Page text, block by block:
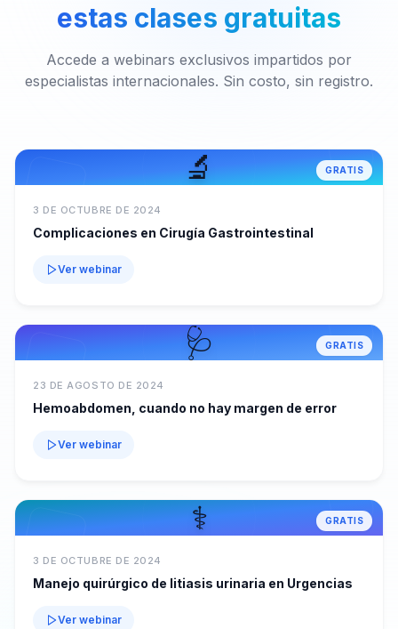
estas clases gratuitas
Accede a webinars exclusivos impartidos por
especialistas internacionales. Sin costo, sin registro.
🔬 GRATIS
3 DE OCTUBRE DE 2024
Complicaciones en Cirugía Gastrointestinal
Ver webinar
🩺 GRATIS
23 DE AGOSTO DE 2024
Hemoabdomen, cuando no hay margen de error
Ver webinar
⚕️ GRATIS
3 DE OCTUBRE DE 2024
Manejo quirúrgico de litiasis urinaria en Urgencias
Ver webinar